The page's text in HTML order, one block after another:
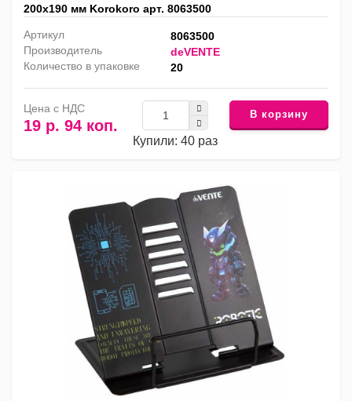
200х190 мм Korokoro арт. 8063500
Артикул
8063500
Производитель
deVENTE
Количество в упаковке
20
Цена с НДС
19 р. 94 коп.
Купили: 40 раз
В корзину